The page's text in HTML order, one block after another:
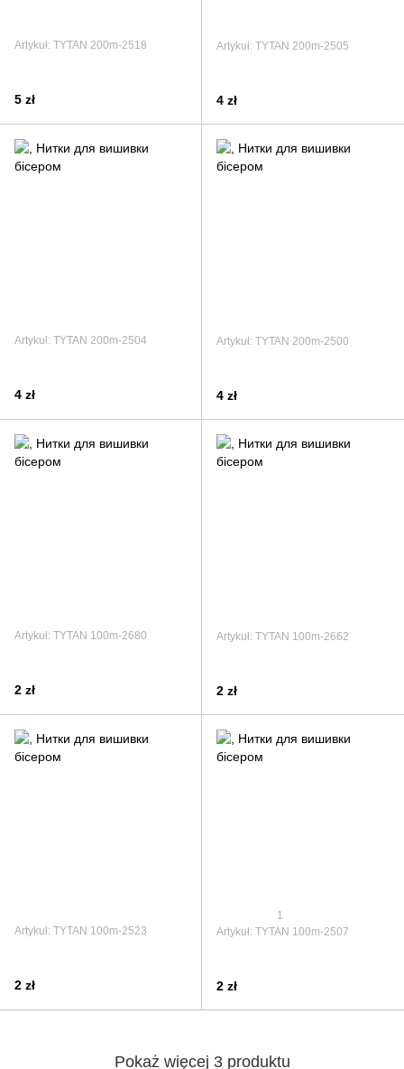
Artykuł: TYTAN 200m-2518
5 zł
Artykuł: TYTAN 200m-2505
4 zł
Artykuł: TYTAN 200m-2504
4 zł
Artykuł: TYTAN 200m-2500
4 zł
Artykuł: TYTAN 100m-2680
2 zł
Artykuł: TYTAN 100m-2662
2 zł
Artykuł: TYTAN 100m-2523
2 zł
1
Artykuł: TYTAN 100m-2507
2 zł
Pokaż więcej 3 produktu